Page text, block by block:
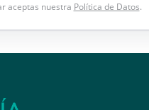
aceptas nuestra Política de Datos.